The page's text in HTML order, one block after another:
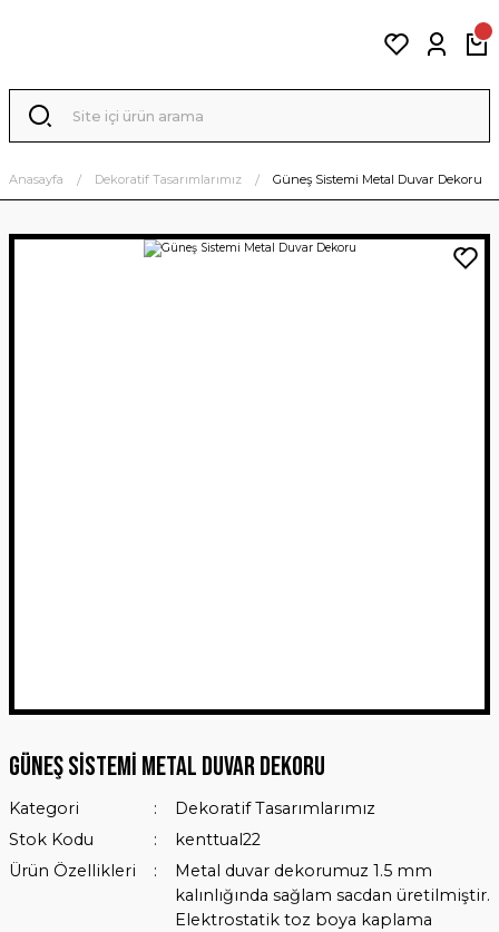
Anasayfa Dekoratif Tasarımlarımız Güneş Sistemi Metal Duvar Dekoru
Güneş Sistemi Metal Duvar Dekoru
Kategori
Dekoratif Tasarımlarımız
Stok Kodu
kenttual22
Ürün Özellikleri
Metal duvar dekorumuz 1.5 mm
kalınlığında sağlam sacdan üretilmiştir.
Elektrostatik toz boya kaplama